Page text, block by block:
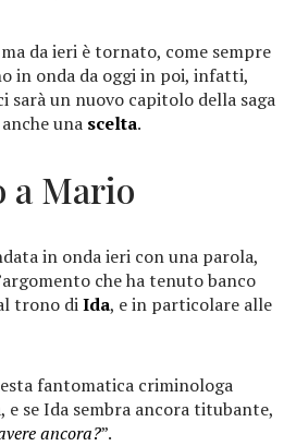
da ieri è tornato, come sempre
in onda da oggi in poi, infatti,
sarà un nuovo capitolo della saga
una scelta.
a Mario
in onda ieri con una parola,
che ha tenuto banco
trono diIda, e in particolare alle
fantomatica criminologa
se Ida sembra ancora titubante,
ancora?”.